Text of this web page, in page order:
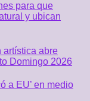
para que
y ubican
artística abre
Domingo 2026
a EU’ en medio